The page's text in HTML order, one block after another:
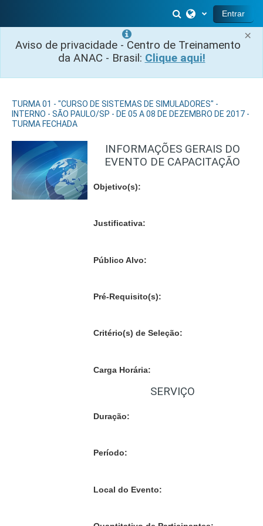
×
Aviso de privacidade - Centro de Treinamento
da ANAC - Brasil: Clique aqui!
Selector de
Entrar
TURMA 01 - "CURSO DE SISTEMAS DE SIMULADORES" -
INTERNO - SÃO PAULO/SP - DE 05 A 08 DE DEZEMBRO DE 2017 -
TURMA FECHADA
INFORMAÇÕES GERAIS DO
EVENTO DE CAPACITAÇÃO
Objetivo(s):
Justificativa:
Público Alvo:
Pré-Requisito(s):
Critério(s) de Seleção:
Carga Horária:
SERVIÇO
Duração:
Período:
Local do Evento: